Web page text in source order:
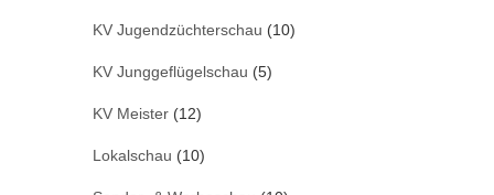
KV Jugendzüchterschau (10)
KV Junggeflügelschau (5)
KV Meister (12)
Lokalschau (10)